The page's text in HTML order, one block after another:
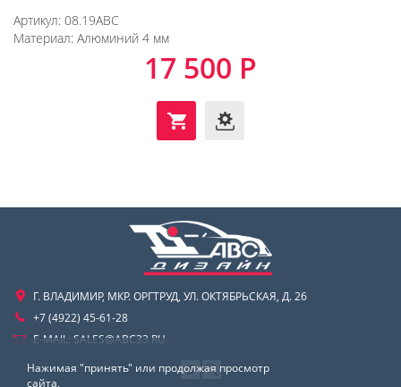
Артикул: 08.19ABC
Материал: Алюминий 4 мм
17 500 Р
Г. ВЛАДИМИР, МКР. ОРГТРУД, УЛ. ОКТЯБРЬСКАЯ, Д. 26
+7 (4922) 45-61-28
E-MAIL: SALES@ABC33.RU
Нажимая "принять" или продолжая просмотр
сайта,